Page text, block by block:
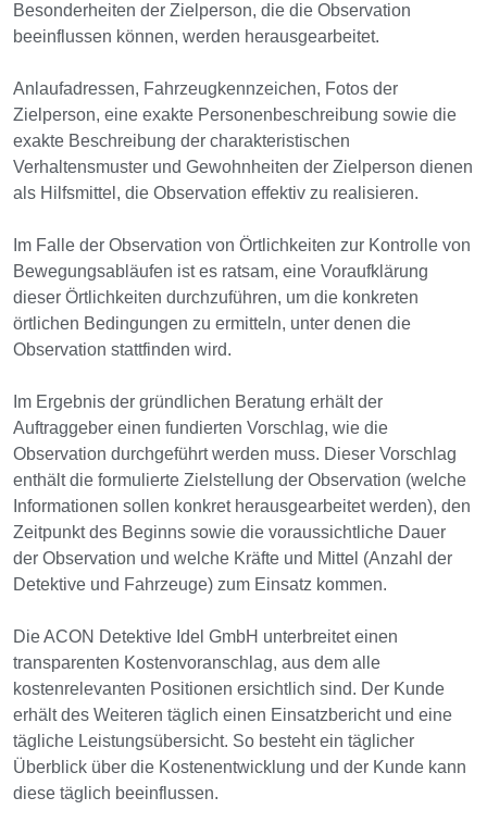
Besonderheiten der Zielperson, die die Observation
beeinflussen können, werden herausgearbeitet.
Anlaufadressen, Fahrzeugkennzeichen, Fotos der
Zielperson, eine exakte Personenbeschreibung sowie die
exakte Beschreibung der charakteristischen
Verhaltensmuster und Gewohnheiten der Zielperson dienen
als Hilfsmittel, die Observation effektiv zu realisieren.
Im Falle der Observation von Örtlichkeiten zur Kontrolle von
Bewegungsabläufen ist es ratsam, eine Voraufklärung
dieser Örtlichkeiten durchzuführen, um die konkreten
örtlichen Bedingungen zu ermitteln, unter denen die
Observation stattfinden wird.
Im Ergebnis der gründlichen Beratung erhält der
Auftraggeber einen fundierten Vorschlag, wie die
Observation durchgeführt werden muss. Dieser Vorschlag
enthält die formulierte Zielstellung der Observation (welche
Informationen sollen konkret herausgearbeitet werden), den
Zeitpunkt des Beginns sowie die voraussichtliche Dauer
der Observation und welche Kräfte und Mittel (Anzahl der
Detektive und Fahrzeuge) zum Einsatz kommen.
Die ACON Detektive Idel GmbH unterbreitet einen
transparenten Kostenvoranschlag, aus dem alle
kostenrelevanten Positionen ersichtlich sind. Der Kunde
erhält des Weiteren täglich einen Einsatzbericht und eine
tägliche Leistungsübersicht. So besteht ein täglicher
Überblick über die Kostenentwicklung und der Kunde kann
diese täglich beeinflussen.